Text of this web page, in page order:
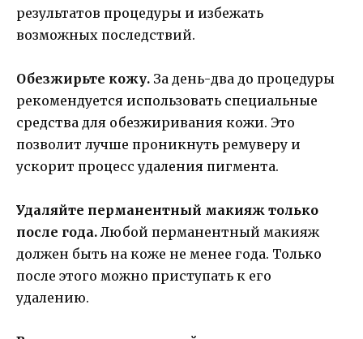
результатов процедуры и избежать
возможных последствий.
Обезжирьте кожу. За день-два до процедуры
рекомендуется использовать специальные
средства для обезжиривания кожи. Это
позволит лучше проникнуть ремуверу и
ускорит процесс удаления пигмента.
Удаляйте перманентный макияж только
после года. Любой перманентный макияж
должен быть на коже не менее года. Только
после этого можно приступать к его
удалению.